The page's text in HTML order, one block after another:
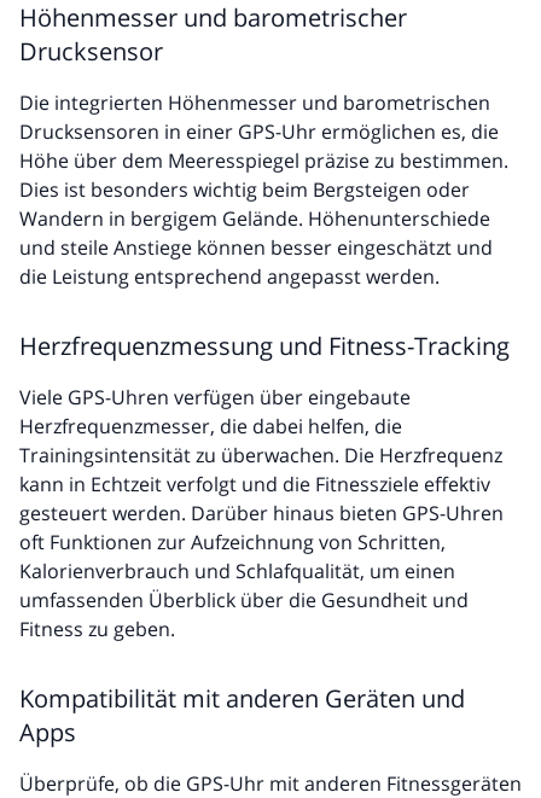
Höhenmesser und barometrischer
Drucksensor
Die integrierten Höhenmesser und barometrischen
Drucksensoren in einer GPS-Uhr ermöglichen es, die
Höhe über dem Meeresspiegel präzise zu bestimmen.
Dies ist besonders wichtig beim Bergsteigen oder
Wandern in bergigem Gelände. Höhenunterschiede
und steile Anstiege können besser eingeschätzt und
die Leistung entsprechend angepasst werden.
Herzfrequenzmessung und Fitness-Tracking
Viele GPS-Uhren verfügen über eingebaute
Herzfrequenzmesser, die dabei helfen, die
Trainingsintensität zu überwachen. Die Herzfrequenz
kann in Echtzeit verfolgt und die Fitnessziele effektiv
gesteuert werden. Darüber hinaus bieten GPS-Uhren
oft Funktionen zur Aufzeichnung von Schritten,
Kalorienverbrauch und Schlafqualität, um einen
umfassenden Überblick über die Gesundheit und
Fitness zu geben.
Kompatibilität mit anderen Geräten und
Apps
Überprüfe, ob die GPS-Uhr mit anderen Fitnessgeräten